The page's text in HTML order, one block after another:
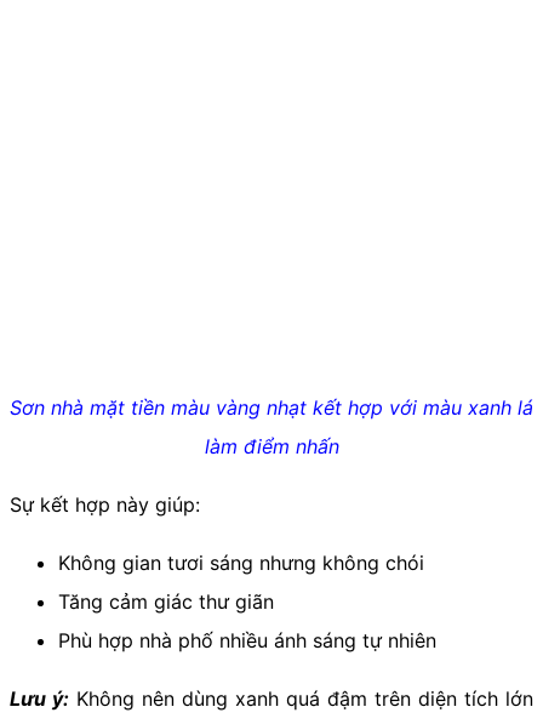
Sơn nhà mặt tiền màu vàng nhạt kết hợp với màu xanh lá
làm điểm nhấn
Sự kết hợp này giúp:
Không gian tươi sáng nhưng không chói
Tăng cảm giác thư giãn
Phù hợp nhà phố nhiều ánh sáng tự nhiên
Lưu ý: Không nên dùng xanh quá đậm trên diện tích lớn